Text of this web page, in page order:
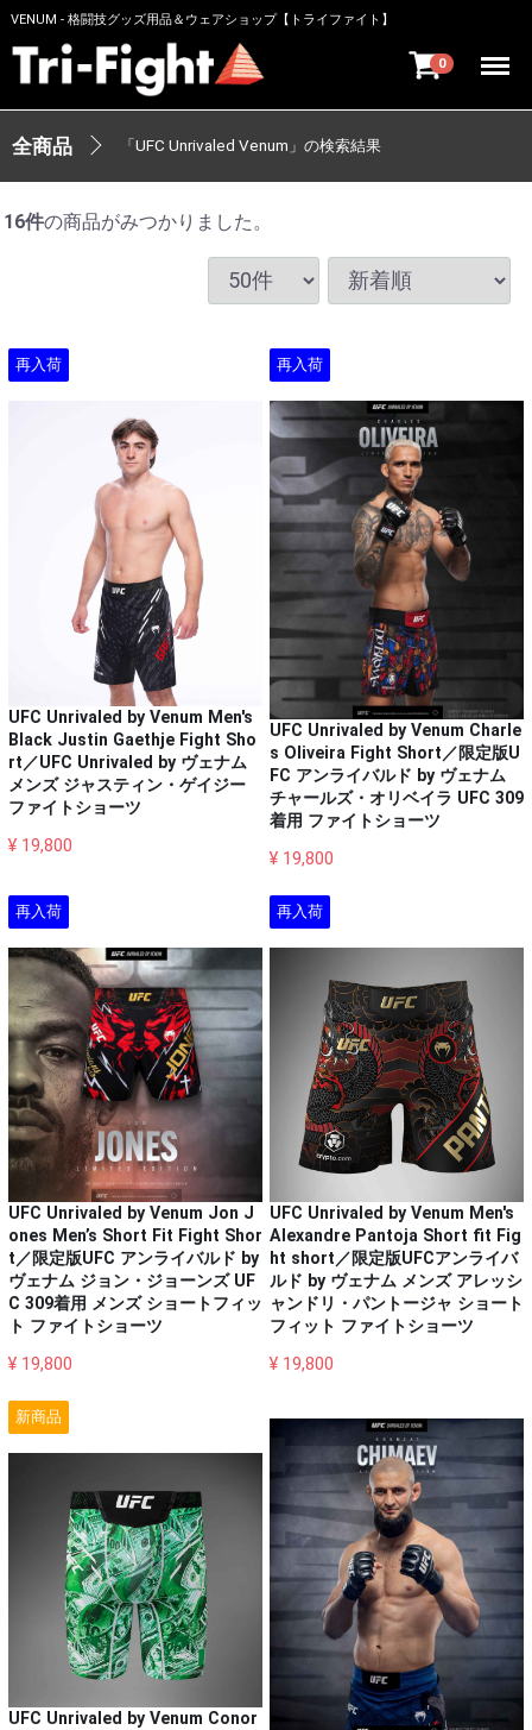
VENUM - 格闘技グッズ用品＆ウェアショップ【トライファイト】
0 Menu
全商品 「UFC Unrivaled Venum」の検索結果
16件の商品がみつかりました。
再入荷
UFC Unrivaled by Venum Men's
Black Justin Gaethje Fight Sho
rt／UFC Unrivaled by ヴェナム
メンズ ジャスティン・ゲイジー
ファイトショーツ
¥ 19,800
再入荷
UFC Unrivaled by Venum Charle
s Oliveira Fight Short／限定版U
FC アンライバルド by ヴェナム
チャールズ・オリベイラ UFC 309
着用 ファイトショーツ
¥ 19,800
再入荷
UFC Unrivaled by Venum Jon J
ones Men’s Short Fit Fight Shor
t／限定版UFC アンライバルド by
ヴェナム ジョン・ジョーンズ UF
C 309着用 メンズ ショートフィッ
ト ファイトショーツ
¥ 19,800
再入荷
UFC Unrivaled by Venum Men's
Alexandre Pantoja Short fit Fig
ht short／限定版UFCアンライバ
ルド by ヴェナム メンズ アレッシ
ャンドリ・パントージャ ショート
フィット ファイトショーツ
¥ 19,800
新商品
UFC Unrivaled by Venum Conor